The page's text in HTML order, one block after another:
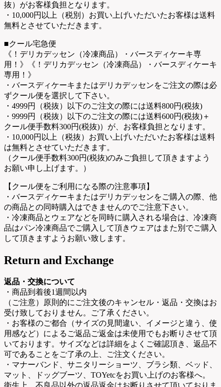
抜）がお客様負担となります。
・10,000円以上（税別）お買い上げいただいたお客様は送料
無料とさせていただきます。
■クール宅急便
《！デリカデッセン（冷凍商品）・バースディケーキ専
用！》《！デリカデッセン（冷凍商品）・バースディケーキ
専用！》
・バースディケーキまたはデリカデッセンをご注文の際は必
ずクール便を選択して下さい。
・4999円（税抜）以下のご注文の際には送料800円(税抜)
・9999円（税抜）以下のご注文の際には送料600円(税抜)＋
クール便手数料300円(税抜)）が、お客様負担となります。
・10,000円以上（税抜）お買い上げいただいたお客様は送料
は無料とさせていただきます。
（クール便手数料300円(税抜)のみご負担して頂きますよう
お願い申し上げます。）
【クール便をご利用になる際の注意事項】
・バースディケーキまたはデリカデッセンをご購入の際、他
の商品との同時購入はできませんのでご注意下さい。
・冷凍商品とウェアなどを同時に購入される場合は、冷凍商
品はパン冷凍商品でご購入して頂きウェアはまた別でご購入
して頂きますようお願い致します。
Return and Exchange
返品・交換について
・商品到着後1週間以内
（ご注意）原則的にご注文後のキャンセル・返品・交換はお
受け致しておりません。ご了承ください。
・お客様のご都合（サイズの見間違い、イメージと違う、使
用感など）によるご返品ご返金は未使用でもお断りさせて頂
いております。サイズなどは詳細をよくご確認頂き、返品不
可であることをご了承の上、ご注文ください。
・マナーバンド、サニタリーショーツ、ブラシ類、ベッド、
マット、ドッグブーツ、TOYetcをお買い上げのお客様へ。